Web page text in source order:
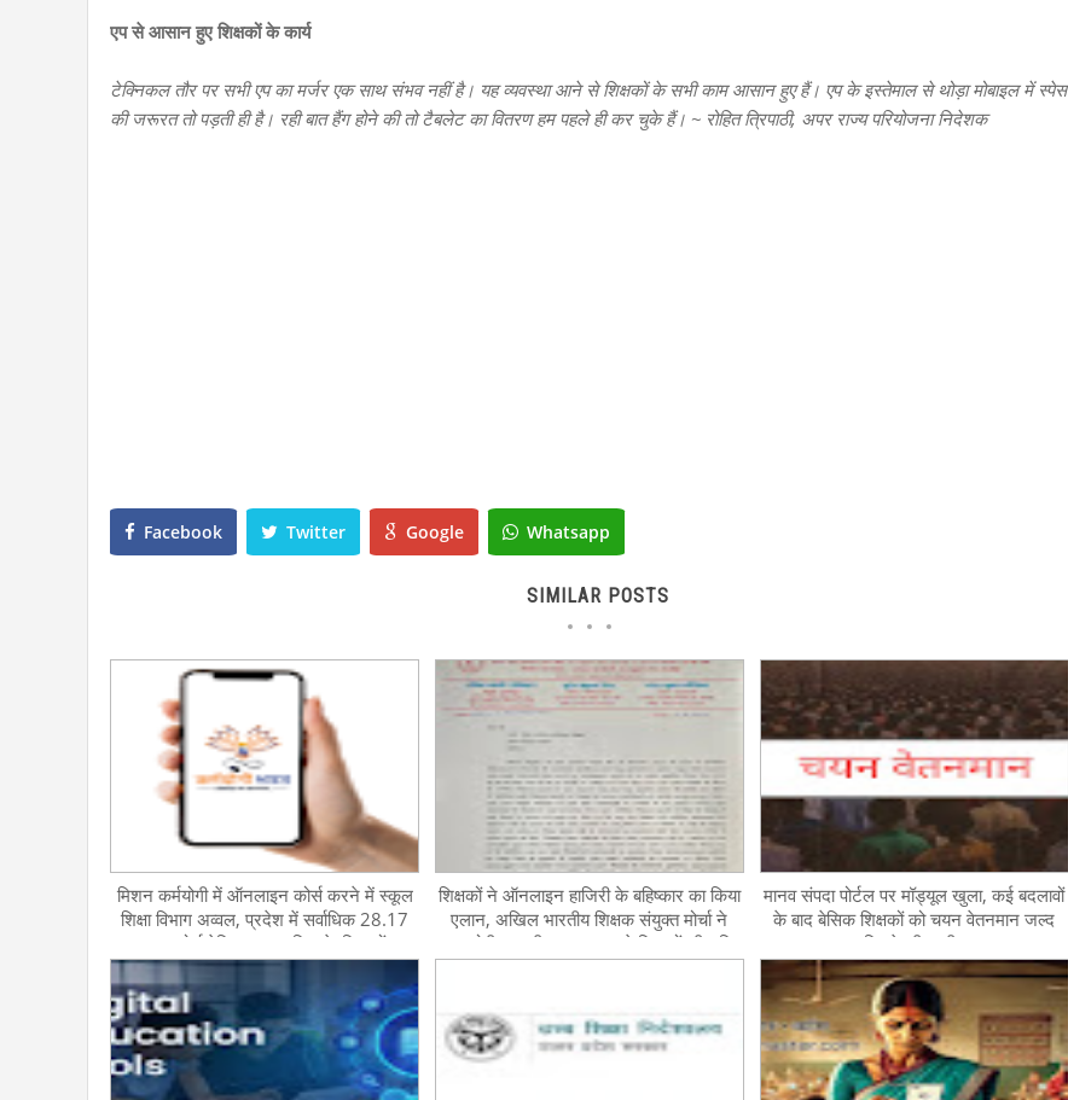
एप से आसान हुए शिक्षकों के कार्य
टेक्निकल तौर पर सभी एप का मर्जर एक साथ संभव नहीं है। यह व्यवस्था आने से शिक्षकों के सभी काम आसान हुए हैं। एप के इस्तेमाल से थोड़ा मोबाइल में स्पेस
की जरूरत तो पड़ती ही है। रही बात हैंग होने की तो टैबलेट का वितरण हम पहले ही कर चुके हैं। ~ रोहित त्रिपाठी, अपर राज्य परियोजना निदेशक
Facebook Twitter Google Whatsapp
SIMILAR POSTS
मिशन कर्मयोगी में ऑनलाइन कोर्स करने में स्कूल
शिक्षा विभाग अव्वल, प्रदेश में सर्वाधिक 28.17
लाख कोर्स बेसिक व माध्यमिक के शिक्षकों-
अधिकारियों ने किए
शिक्षकों ने ऑनलाइन हाजिरी के बहिष्कार का किया
एलान, अखिल भारतीय शिक्षक संयुक्त मोर्चा ने
कहा-थोपी जा रही व्यवस्था, पहले शिक्षकों की उचित
मांगें पूरी करने का किया आग्रह
मानव संपदा पोर्टल पर मॉड्यूल खुला, कई बदलावों
के बाद बेसिक शिक्षकों को चयन वेतनमान जल्द
मिलने की उम्मीद